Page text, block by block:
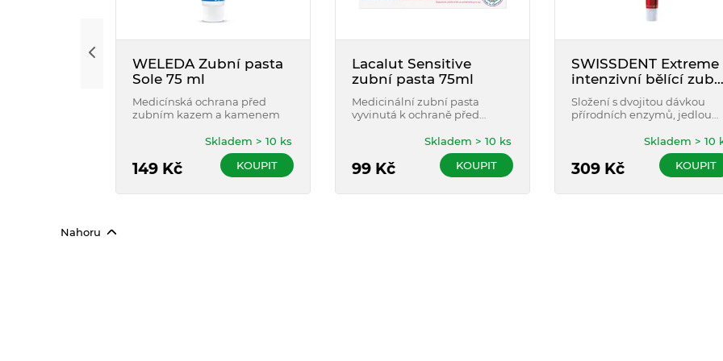
WELEDA Zubní pasta
Sole 75 ml
Medicínská ochrana před
zubním kazem a kamenem
149Kč
Skladem > 10 ks
KOUPIT
Lacalut Sensitive
zubní pasta 75ml
Medicinální zubní pasta
vyvinutá k ochraně před
citlivostí zubů.
99Kč
Skladem > 10 ks
KOUPIT
SWISSDENT Extreme
intenzivní bělící zubní
pasta 50 ml
Složení s dvojitou dávkou
přírodních enzymů, jedlou
vápenatým účinně
vnější výrazné pigmentace
zubů a neutralizuje kyseliny v
ústech.
309Kč
Skladem > 10
KOUPIT
Nahoru